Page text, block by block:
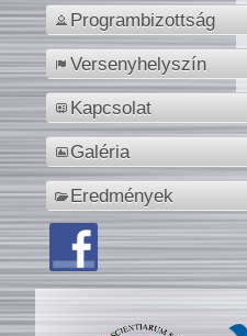
Programbizottság
Versenyhelyszín
Kapcsolat
Galéria
Eredmények